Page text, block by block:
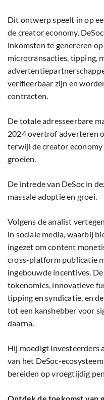
Dit ontwerp speelt in op
de creator economy.
inkomsten te genereren
microtransacties, tipping,
verifieerbaar zijn en
contracten.
De totale adresseerbare
2024 overtrof adverteren
terwijl de creator
groeien.
De intrede van DeSoc in
massale adoptie en groei.
Volgens de analist
in sociale media, waarbij
ingezet om content
cross-platform publicatie
ingebouwde incentives.
tokenomics, innovatieve
tipping en syndicatie, en
tot een kanshebber voor
daarna.
Hij moedigt investeerders
van het DeSoc-
bereiden op vroegtijdig